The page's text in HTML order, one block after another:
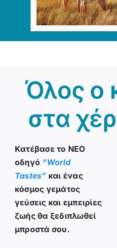
Όλος ο
στα
Κατέβασε το NEO
οδηγό “World
Tastes” και ένας
κόσμος γεμάτος
γεύσεις και εμπειρίες
ζωής θα ξεδιπλωθεί
μπροστά σου.